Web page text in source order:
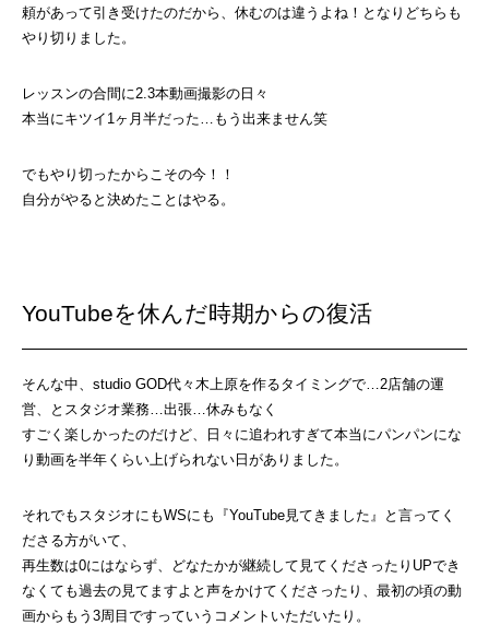
頼があって引き受けたのだから、休むのは違うよね！となりどちらも
やり切りました。
レッスンの合間に2.3本動画撮影の日々
本当にキツイ1ヶ月半だった…もう出来ません笑
でもやり切ったからこその今！！
自分がやると決めたことはやる。
YouTubeを休んだ時期からの復活
そんな中、studio GOD代々木上原を作るタイミングで…2店舗の運
営、とスタジオ業務…出張…休みもなく
すごく楽しかったのだけど、日々に追われすぎて本当にパンパンにな
り動画を半年くらい上げられない日がありました。
それでもスタジオにもWSにも『YouTube見てきました』と言ってく
ださる方がいて、
再生数は0にはならず、どなたかが継続して見てくださったりUPでき
なくても過去の見てますよと声をかけてくださったり、最初の頃の動
画からもう3周目ですっていうコメントいただいたり。